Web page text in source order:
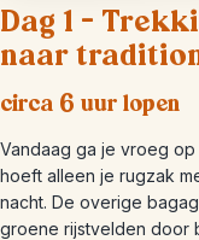
Dag 1 –
naar
circa 6 uur lopen
Vandaag ga je vroeg
hoeft alleen je rugzak
nacht. De overige
groene rijstvelden door